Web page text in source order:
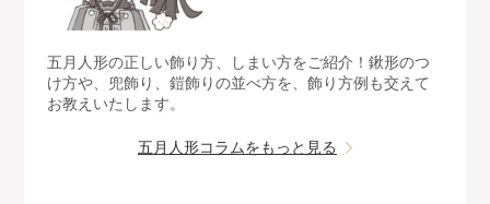
五月人形の正しい飾り方、しまい方をご紹介！鍬形のつ
け方や、兜飾り、鎧飾りの並べ方を、飾り方例も交えて
お教えいたします。
五月人形コラムをもっと見る